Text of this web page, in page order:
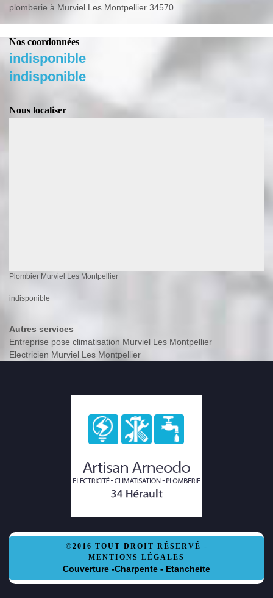
plomberie à Murviel Les Montpellier 34570.
Nos coordonnées
indisponible
indisponible
Nous localiser
Plombier Murviel Les Montpellier
indisponible
Autres services
Entreprise pose climatisation Murviel Les Montpellier
Electricien Murviel Les Montpellier
©2016 TOUT DROIT RÉSERVÉ -
MENTIONS LÉGALES
Couverture -Charpente - Etancheite